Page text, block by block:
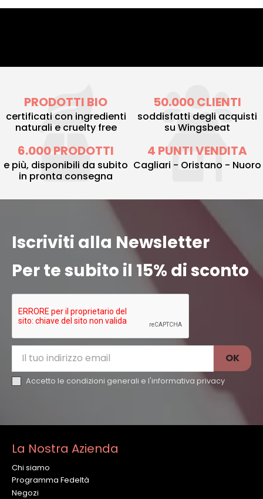
PRODOTTI BIO
certificati con ingredienti
naturali e cruelty free
50.000 CLIENTI
soddisfatti degli acquisti
su Wingsbeat
6.000 PRODOTTI
e più, disponibili da subito
in pronta consegna
4 PUNTI VENDITA
Cagliari - Oristano - Nuoro
Iscriviti alla Newsletter
Per te subito il 15% di sconto
Accetto le condizioni generali e l'informativa privacy
La Nostra Azienda
Chi siamo
Programma Fedeltà
Negozi